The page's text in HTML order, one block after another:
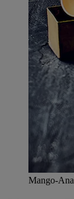
Mango-